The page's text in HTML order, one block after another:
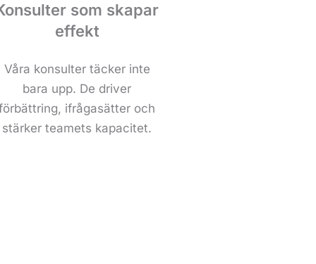
som skapar
effekt
Våra konsulter täcker inte
bara upp. De driver
ifrågasätter och
stärker teamets kapacitet.